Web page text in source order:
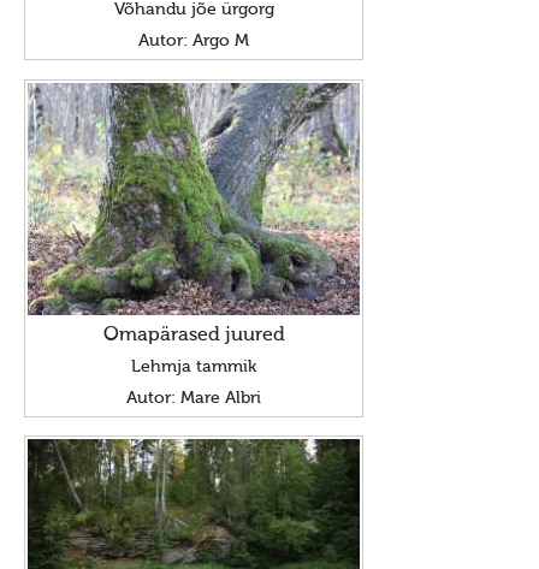
Uudised 10219 (2006)
Uudised 10217 (2004)
Uudised 10216 (2003)
Uudised 10215 (2002)
Press
Teema: usuvabadus
Teema: Maavalla Koda
Teema: maausk
Hiite kuvavõistlus 2019
Hiite kuvavõistlus 2019
Hiite kuvavõistlus 2019 lisa
Võhandu jõe ürgorg
Autor: Argo M
Omapärased juured
Lehmja tammik
Autor: Mare Albri